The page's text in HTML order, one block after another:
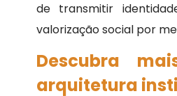
de transmitir
valorização social por
Descubra
arquitetura